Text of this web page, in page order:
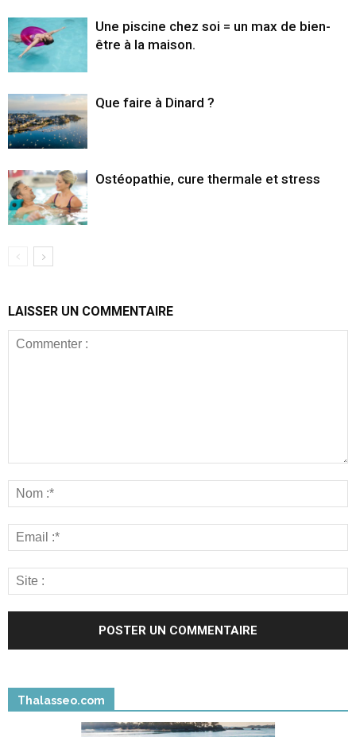
Une piscine chez soi = un max de bien-
être à la maison.
Que faire à Dinard ?
Ostéopathie, cure thermale et stress
LAISSER UN COMMENTAIRE
Thalasseo.com